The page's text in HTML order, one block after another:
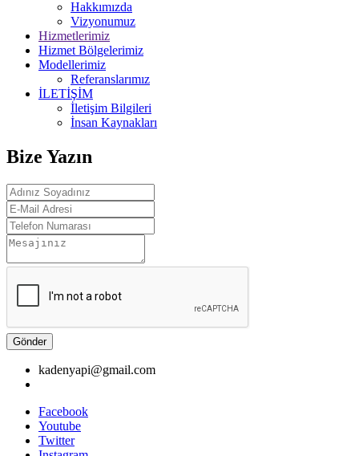
Hakkımızda
Vizyonumuz
Hizmetlerimiz
Hizmet Bölgelerimiz
Modellerimiz
Referanslarımız
İLETİŞİM
İletişim Bilgileri
İnsan Kaynakları
Bize Yazın
Gönder
kadenyapi@gmail.com
Facebook
Youtube
Twitter